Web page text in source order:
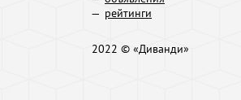
рейтинги
2022 © «Диванди»